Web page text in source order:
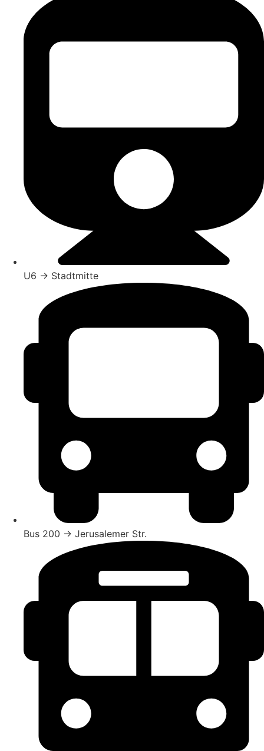
U6 → Stadtmitte
Bus 200 → Jerusalemer Str.